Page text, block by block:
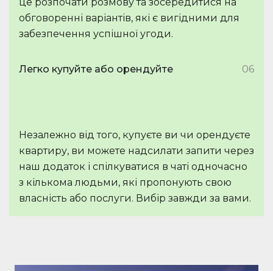
обговоренні варіантів, які є вигідними для
забезпечення успішної угоди.
Легко купуйте або орендуйте 06
Незалежно від того, купуєте ви чи орендуєте
квартиру, ви можете надсилати запити через
наш додаток і спілкуватися в чаті одночасно
з кількома людьми, які пропонують свою
власність або послуги. Вибір завжди за вами.